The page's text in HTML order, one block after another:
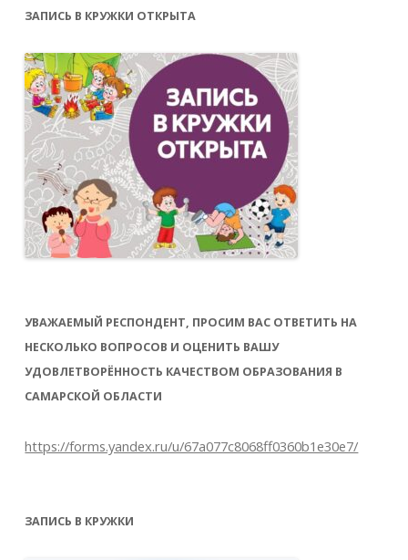
ЗАПИСЬ В КРУЖКИ ОТКРЫТА
УВАЖАЕМЫЙ РЕСПОНДЕНТ, ПРОСИМ ВАС ОТВЕТИТЬ НА
НЕСКОЛЬКО ВОПРОСОВ И ОЦЕНИТЬ ВАШУ
УДОВЛЕТВОРЁННОСТЬ КАЧЕСТВОМ ОБРАЗОВАНИЯ В
САМАРСКОЙ ОБЛАСТИ
https://forms.yandex.ru/u/67a077c8068ff0360b1e30e7/
ЗАПИСЬ В КРУЖКИ